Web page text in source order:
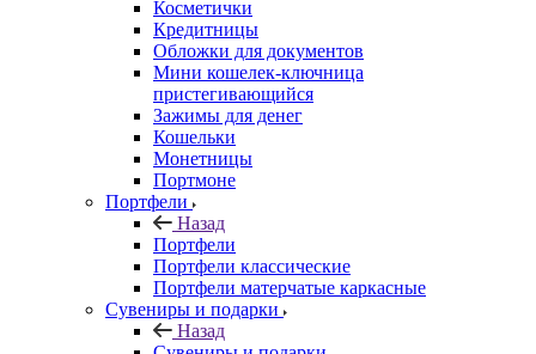
Косметички
Кредитницы
Обложки для документов
Мини кошелек-ключница
пристегивающийся
Зажимы для денег
Кошельки
Монетницы
Портмоне
Портфели
Назад
Портфели
Портфели классические
Портфели матерчатые каркасные
Сувениры и подарки
Назад